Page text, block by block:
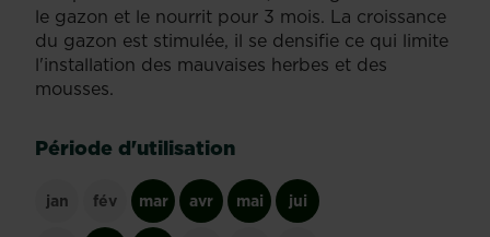
le gazon et le nourrit pour 3 mois. La croissance
du gazon est stimulée, il se densifie ce qui limite
l'installation des mauvaises herbes et des
mousses.
Période d'utilisation
jan fév mar avr mai jui